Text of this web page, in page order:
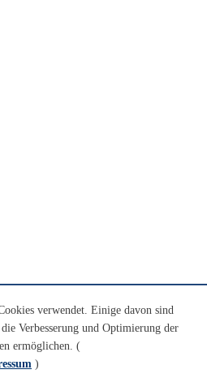
verwendet. Einige davon sind
Verbesserung und Optimierung der
ermöglichen. (
)